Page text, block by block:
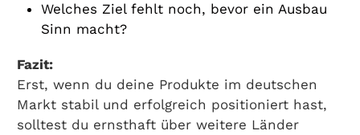
Welches Ziel fehlt noch, bevor ein Ausbau
Sinn macht?
Fazit:
Erst, wenn du deine Produkte im deutschen
Markt stabil und erfolgreich positioniert hast,
solltest du ernsthaft über weitere Länder